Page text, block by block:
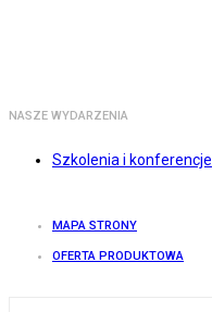
NASZE WYDARZENIA
Szkolenia i konferencje
MAPA STRONY
OFERTA PRODUKTOWA